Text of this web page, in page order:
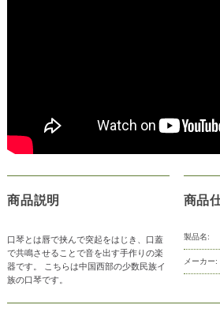
商品説明
口琴とは唇で挟んで突起をはじき、口蓋
で共鳴させることで音を出す手作りの楽
器です。 こちらは中国西部の少数民族イ
族の口琴です。
商品
製品名:
メーカー: